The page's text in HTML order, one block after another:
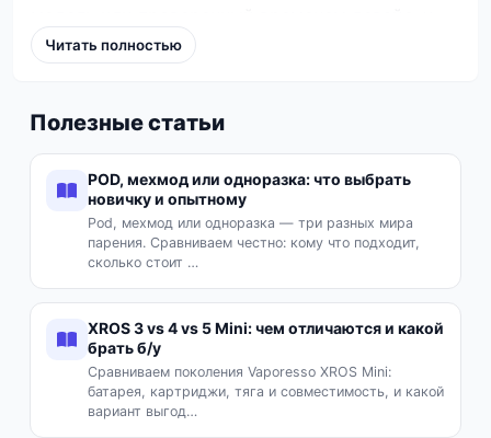
нас есть предложения на любой вкус и бюджет.
Изучите объявления, где пользователи
употреблении pod-системы, бокс-моды и
комплектующие. Вы можете найти такие
популярные модели, как Lost Vape URSA NANO,
Centaurus B80 AIO, Dotmod AIO, Smok AL85,
Voopoo Drag X3, Vaporesso XROS 5 и Geekvape
Aegis B100. Ознакомьтесь с описаниями,
фотографиями и ценами, чтобы сделать
сравнить предложения от продавцов из разных
городов Украины, узнать о состоянии
устройства и условиях доставки. Мы
стремимся сделать процесс покупки
Читать полностью
Полезные статьи
POD, мехмод или одноразка: что выбрать
новичку и опытному
Pod, мехмод или одноразка — три разных мира
парения. Сравниваем честно: кому что подходит,
сколько стоит …
XROS 3 vs 4 vs 5 Mini: чем отличаются и какой
брать б/у
Сравниваем поколения Vaporesso XROS Mini:
батарея, картриджи, тяга и совместимость, и какой
вариант выгод…